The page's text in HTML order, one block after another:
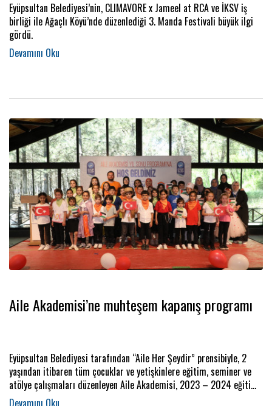
Eyüpsultan Belediyesi’nin, CLIMAVORE x Jameel at RCA ve İKSV iş
birliği ile Ağaçlı Köyü’nde düzenlediği 3. Manda Festivali büyük ilgi
gördü.
Aile Akademisi’ne muhteşem kapanış programı
Eyüpsultan Belediyesi tarafından “Aile Her Şeydir” prensibiyle, 2
yaşından itibaren tüm çocuklar ve yetişkinlere eğitim, seminer ve
atölye çalışmaları düzenleyen Aile Akademisi, 2023 – 2024 eğitim
sezonunu tamamladı.